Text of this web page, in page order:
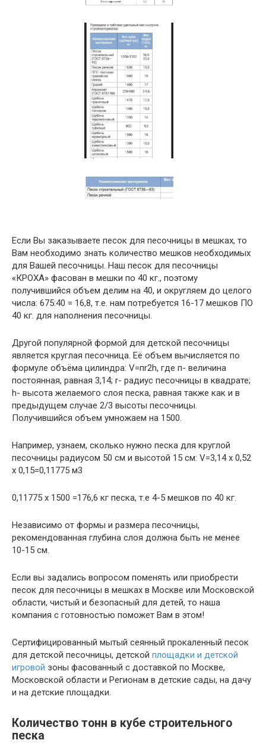
Если Вы заказываете песок для песочницы в мешках, то
Вам необходимо знать количество мешков необходимых
для Вашей песочницы. Наш песок для песочницы
«КРОХА» фасован в мешки по 40 кг., поэтому
получившийся объем делим на 40, и округляем до целого
числа: 675:40 = 16,8, т.е. нам потребуется 16-17 мешков ПО
40 кг. для наполнения песочницы.
Другой популярной формой для детской песочницы
является круглая песочница. Её объем вычисляется по
формуле объёма цилиндра: V=пr2h, где п- величина
постоянная, равная 3,14; r- радиус песочницы в квадрате;
h- высота желаемого слоя песка, равная также как и в
предыдущем случае 2/3 высоты песочницы.
Получившийся объем умножаем на 1500.
Например, узнаем, сколько нужно песка для круглой
песочницы радиусом 50 см и высотой 15 см: V=3,14 х 0,52
х 0,15=0,11775 м3
0,11775 х 1500 =176,6 кг песка, т.е 4-5 мешков по 40 кг.
Независимо от формы и размера песочницы,
рекомендованная глубина слоя должна быть не менее
10-15 см.
Если вы задались вопросом поменять или приобрести
песок для песочницы в мешках в Москве или Московской
области, чистый и безопасный для детей, то наша
компания с готовностью поможет Вам в этом!
Сертифицированный мытый сеянный прокаленный песок
для детской песочницы, детской площадки и детской
игровой зоны фасованный с доставкой по Москве,
Московской области и Регионам в детские сады, на дачу
и на детские площадки.
Количество тонн в кубе строительного
песка